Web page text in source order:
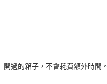
開過的箱子，不會耗費額外時間。